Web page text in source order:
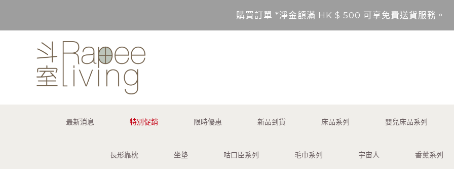
購買訂單 *淨金額滿 HK $ 500 可享免費送貨服務。
購買訂單 *淨金額滿 HK $ 500 可享免費送貨服務。
最新消息 特別促銷 限時優惠 新品到貨 床品系列 嬰兒床品系列
長形靠枕 坐墊 咕口臣系列 毛巾系列 宇宙人 香薰系列